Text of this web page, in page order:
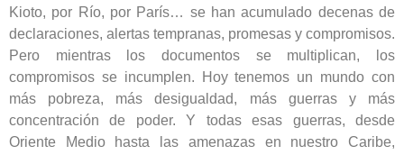
Kioto, por Río, por París… se han acumulado decenas de
declaraciones, alertas tempranas, promesas y compromisos.
Pero mientras los documentos se multiplican, los
compromisos se incumplen. Hoy tenemos un mundo con
más pobreza, más desigualdad, más guerras y más
concentración de poder. Y todas esas guerras, desde
Oriente Medio hasta las amenazas en nuestro Caribe,